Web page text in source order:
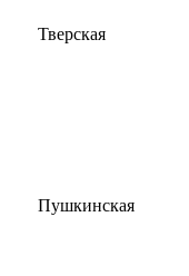
Тверская
Пушкинская